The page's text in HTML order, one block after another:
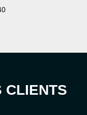
CLIENTS